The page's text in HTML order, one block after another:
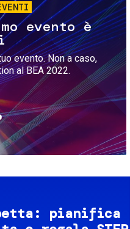
evento è
evento. Non a caso,
al BEA 2022.
pianifica